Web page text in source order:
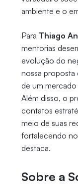
ambiente e o
Para Thiago
mentorias
evolução do
nossa proposta
de um
Além disso, o
contatos
meio de suas
fortalecendo
destaca.
Sobre a